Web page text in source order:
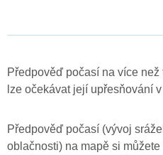
Předpověď počasí na více
lze očekávat její upřesňování
Předpověď počasí (vývoj
oblačnosti) na mapě si